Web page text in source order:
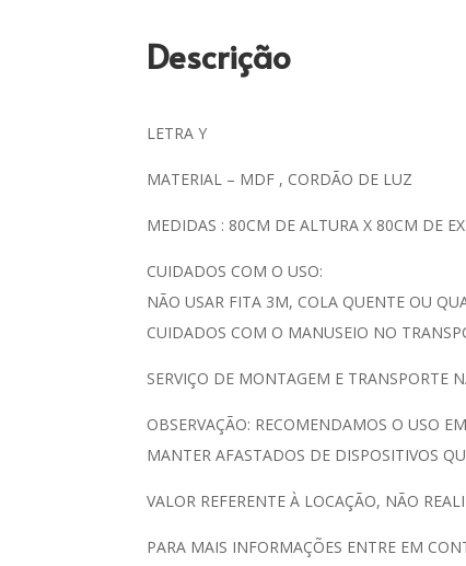
Descrição
LETRA Y
MATERIAL – MDF , CORDÃO DE LUZ
MEDIDAS : 80CM DE ALTURA X 80CM DE
CUIDADOS COM O USO:
NÃO USAR FITA 3M, COLA QUENTE OU
CUIDADOS COM O MANUSEIO NO
SERVIÇO DE MONTAGEM E TRANSPORTE
OBSERVAÇÃO: RECOMENDAMOS O USO
MANTER AFASTADOS DE DISPOSITIVOS
VALOR REFERENTE À LOCAÇÃO, NÃO
PARA MAIS INFORMAÇÕES ENTRE EM